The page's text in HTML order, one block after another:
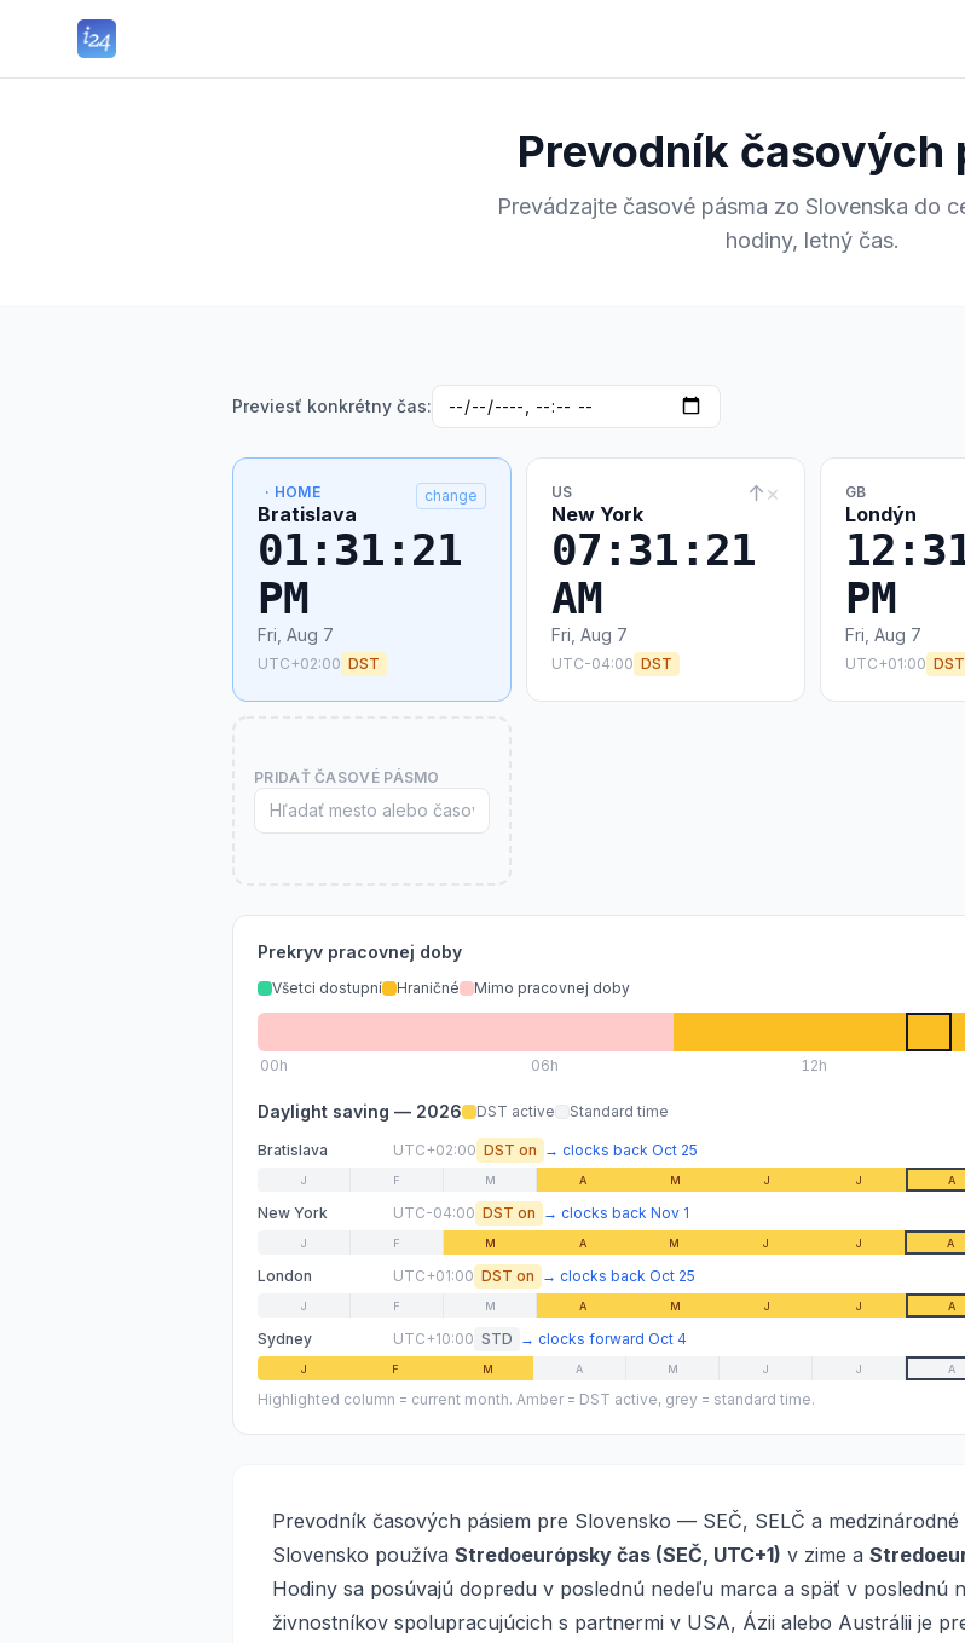
Prevodník časových
Prevádzajte časové pásma zo Slovenska do
hodiny, letný čas.
Previesť konkrétny čas:
· HOME
Bratislava
change
01:31:21
PM
Fri, Aug 7
UTC+02:00 DST
US
New York
↑×
07:31:21
AM
Fri, Aug 7
UTC-04:00 DST
GB
Londýn
PM
Fri, Aug 7
UTC+01:00 DST
PRIDAŤ ČASOVÉ PÁSMO
Prekryv pracovnej doby
Všetci dostupní Hraničné Mimo pracovnej doby
00h 06h 12h
Daylight saving — 2026 DST active Standard time
Bratislava UTC+02:00 DST on → clocks back Oct 25
J F M A M J J A
New York UTC-04:00 DST on → clocks back Nov 1
J F M A M J J A
London UTC+01:00 DST on → clocks back Oct 25
J F M A M J J A
Sydney UTC+10:00 STD → clocks forward Oct 4
J F M A M J J A
Highlighted column = current month. Amber = DST active, grey = standard time.
Prevodník časových pásiem pre Slovensko — SEČ, SELČ a
Slovensko používa Stredoeurópsky čas (SEČ, UTC+1) v zime a
Hodiny sa posúvajú dopredu v poslednú nedeľu marca a späť v poslednú
živnostníkov spolupracujúcich s partnermi v USA, Ázii alebo Austrálii je